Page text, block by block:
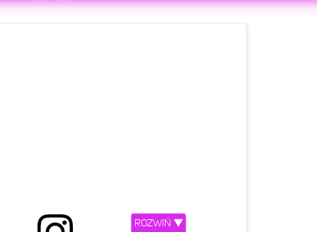
Małgorzata Rozenek-Majdan (@m_rozenek)
ROZWIŃ ▼